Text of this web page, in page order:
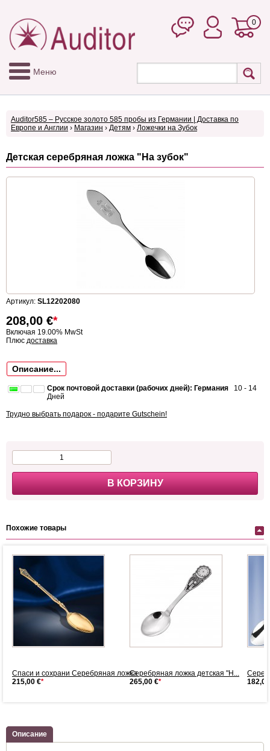
0
Меню
Auditor585 – Русское золото 585 пробы из Германии | Доставка по
Европе и Англии › Магазин › Детям › Ложечки на Зубок
Детская серебряная ложка "На зубок"
Артикул: SL12202080
208,00 €*
Включая 19.00% MwSt
Плюс доставка
Описание...
Срок почтовой доставки (рабочих дней): Германия 10 - 14
Дней
Трудно выбрать подарок - подарите Gutschein!
В КОРЗИНУ
Похожие товары
Спаси и сохрани Серебряная ложка
215,00 €*
Серебряная ложка детская "Н...
265,00 €*
Описание